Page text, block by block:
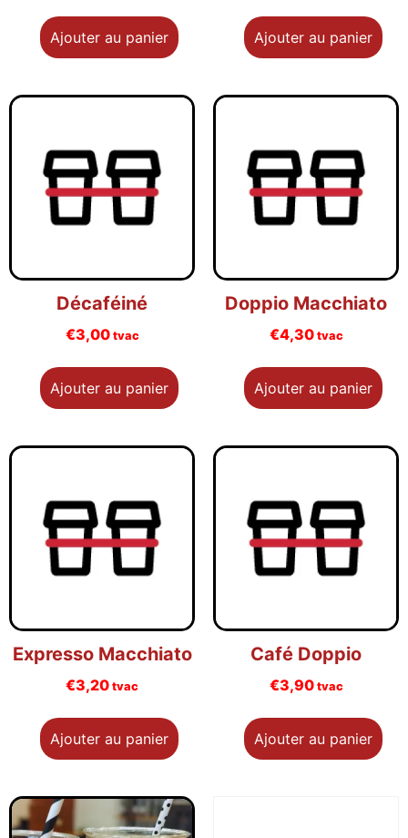
Ajouter au panier Ajouter au panier
Décaféiné
€3,00 tvac
Ajouter au panier
Doppio Macchiato
€4,30 tvac
Ajouter au panier
Expresso Macchiato
€3,20 tvac
Ajouter au panier
Café Doppio
€3,90 tvac
Ajouter au panier